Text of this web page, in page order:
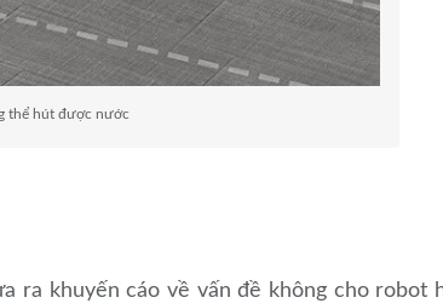
thể hút được nước
ra khuyến cáo về vấn đề không cho robot